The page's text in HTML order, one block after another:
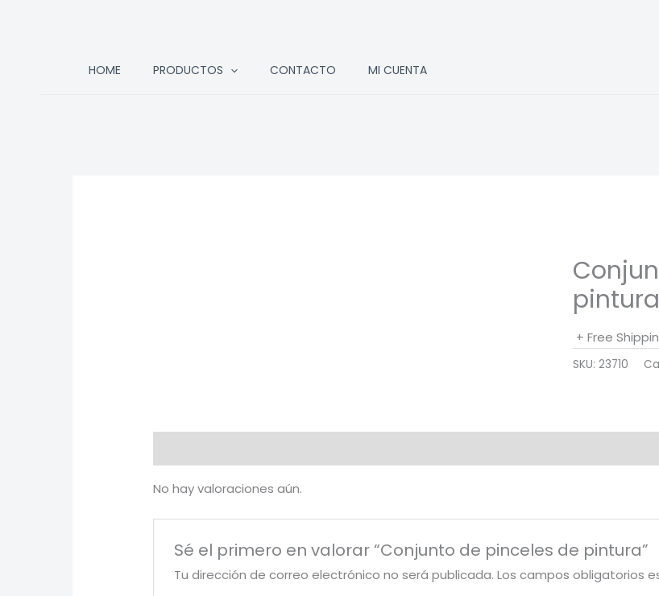
HOME PRODUCTOS CONTACTO MI CUENTA
pintura
+ Free
SKU: 23710
No hay valoraciones aún.
Sé el primero en valorar “Conjunto de pinceles de pintura”
Tu dirección de correo electrónico no será publicada. Los campos obligatorios